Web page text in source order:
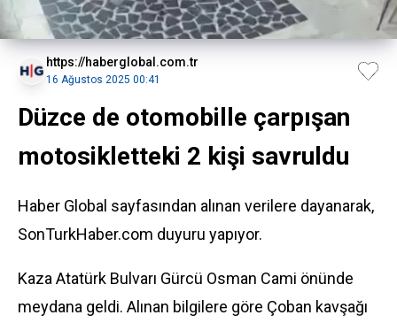
https://haberglobal.com.tr
16 Ağustos 2025 00:41
Düzce de otomobille çarpışan
motosikletteki 2 kişi savruldu
Haber Global sayfasından alınan verilere dayanarak,
SonTurkHaber.com duyuru yapıyor.
Kaza Atatürk Bulvarı Gürcü Osman Cami önünde
meydana geldi. Alınan bilgilere göre Çoban kavşağı